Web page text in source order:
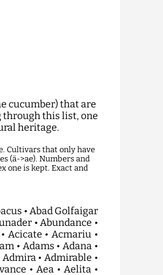
cucumber) that are
through this list, one
heritage.
Cultivars that only have
(ä->ae). Numbers and
one is kept. Exact and
• Betty • Betuwse Witte • Beverly • Beyzade • Bez Hlopot • Bhakpure • Bhusat • Bialoruski • Bian Peng Qing Huang Gua • Bianca • Bianco Corto Parigino • Bianco Lungo Di Parigi • Bianco Primaticcio • Biar Maraton • Bibit Ketimun • Bidal • Bidretta • Bieng • Big Ben • Big Burpless • Big Jack • Big Potato • Big Purple Ripened • Big Star • Bigsun • Bikit Mertajam • Bila Salatovka • Bilbao • Billur • Bilqis • Bilska • Bilske Nakladacky • Bimbo Star • Bingo • Binlangkoo • Birgit • Biri • Biryuchekutskii • Bisera • Biserka • Bismarck • Bispor • Bistrenski • Bistrica • Bistrita Bargaului • Bistritza • Bites • Bitolska • Bitspot • Bitter Free • Bittervrij • Bittex • Bivolarie • Bivugeel • Bivur • Bivuwit • Biznes • Bjorn • Black Diamond • Black Spine Russian • Blacky • Blagodatnyj • Blagovest • Blanc Hatif • Blanc Long Parisien • Blanc Tres Gros De Bonneuil • Blanco • Blank Fele • Blanka • Blason • Blazh • Blecky • Blik • Blind Leaf Apex • Blitz • Bliznetsy • Blue Spring • Blues • Boa • Bobrik • Bochkovoj • Bocsi • Boda • Bodega • Bodering • Bodina • Bodrik • Bodring • Bodryachok • Bogatyrskaya Sila • Bogdana • Bogyoszloi • Bohdana • Bohemia • Boise • Boka • Bolcanto • Bolena • Bolivar • Bolko • Bologna • Boloria • Bolton • Bomber • Bombita • Bonaire • Bonami • Bonanza • Bonbon • Boneva • Bongo • Bonifacio • Bonita • Bonkor • Bonnet • Bonneuil • Bonnie • Bono • Bonus • Boothbys Blonde • Bor • Bora Shawsha • Borciagovskij • Boreal • Borelly • Borgata • Borham • Borhan • Boris • Borisych • Borja • Borka • Bornand • Borovichok • Borowskian • Borrely • Borszczagowski • Borus • Boruta • Bosco • Bosporus • Bosquet • Boss • Boston • Boston Heyare • Boston Pickling • Botanik • Botermo • Botero • Botosani • Botsman • Bountiful • Bounty • Bourbonne Cornichon • Bowing • Boxer • Boyarskij • Bozes • Boztom • Bradley • Brahms • Branco Longo • Brando • Branina • Brasilia • Brassard • Bratets Ivanushka • Bratishka • Bravo Nou • Brejk • Brenda • Brenji • Brennbergbanyai • Breso • Brice • Brigadir